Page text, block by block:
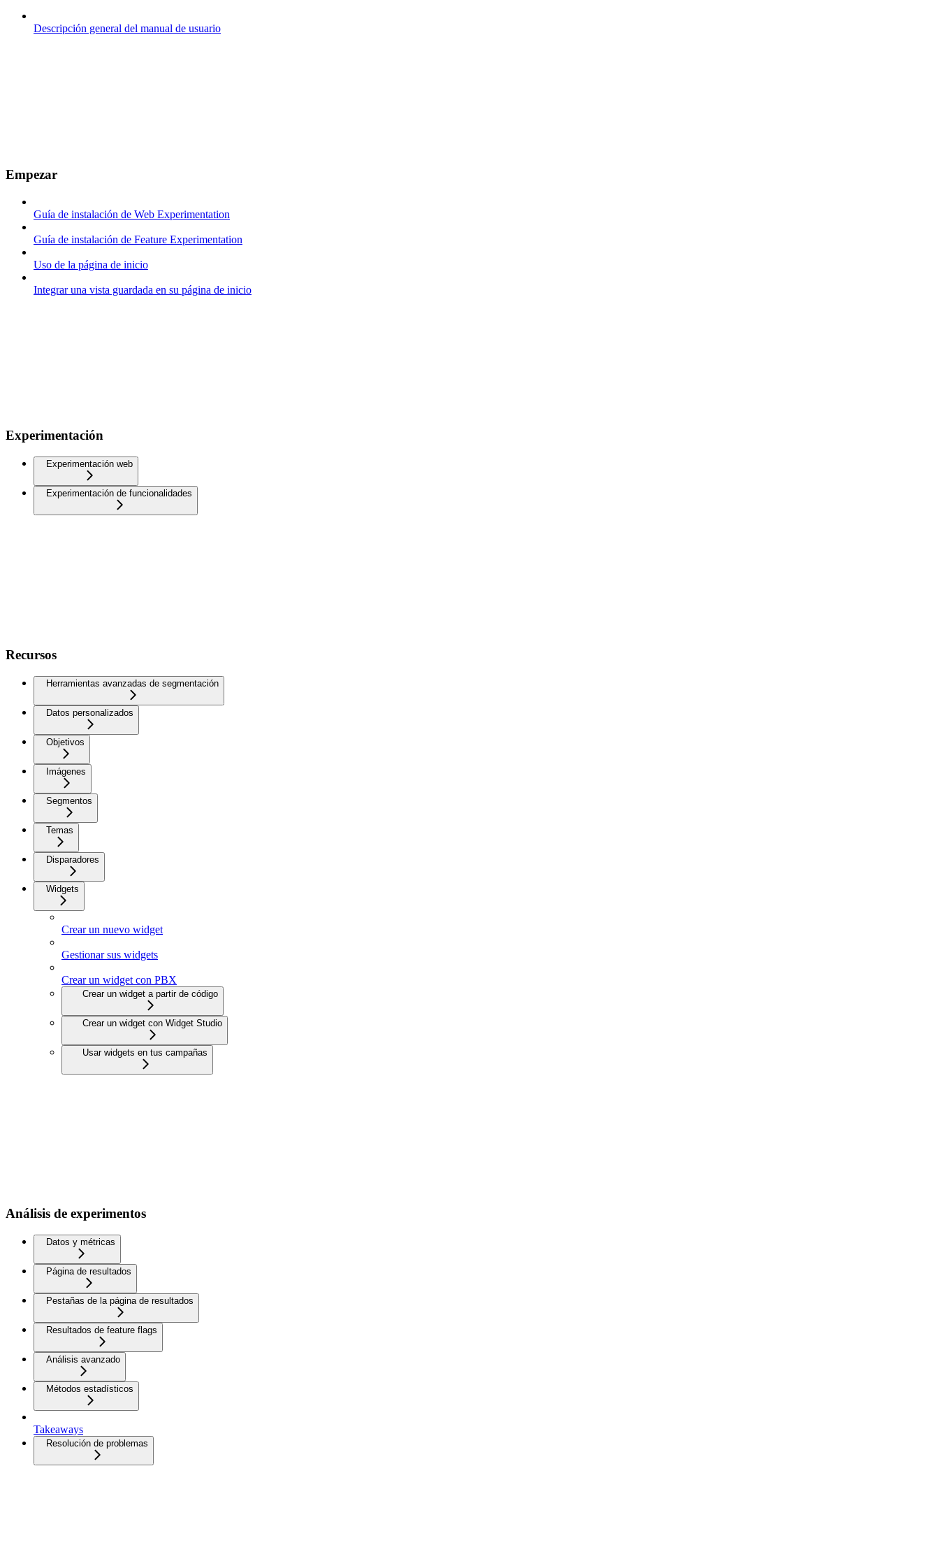
Descripción general del manual de usuario
Empezar
Guía de instalación de Web Experimentation
Guía de instalación de Feature Experimentation
Uso de la página de inicio
Integrar una vista guardada en su página de inicio
Experimentación
Experimentación web
Experimentación de funcionalidades
Recursos
Herramientas avanzadas de segmentación
Datos personalizados
Objetivos
Imágenes
Segmentos
Temas
Disparadores
Widgets
Crear un nuevo widget
Gestionar sus widgets
Crear un widget con PBX
Crear un widget a partir de código
Crear un widget con Widget Studio
Usar widgets en tus campañas
Análisis de experimentos
Datos y métricas
Página de resultados
Pestañas de la página de resultados
Resultados de feature flags
Análisis avanzado
Métodos estadísticos
Takeaways
Resolución de problemas